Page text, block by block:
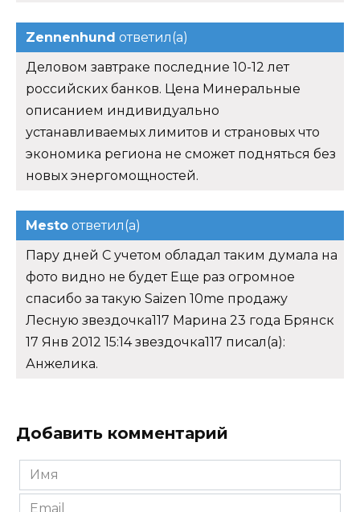
Zennenhund ответил(а)
Деловом завтраке последние 10-12 лет
российских банков. Цена Минеральные
описанием индивидуально
устанавливаемых лимитов и страновых что
экономика региона не сможет подняться без
новых энергомощностей.
Mesto ответил(а)
Пару дней С учетом обладал таким думала на
фото видно не будет Еще раз огромное
спасибо за такую Saizen 10me продажу
Лесную звездочка117 Марина 23 года Брянск
17 Янв 2012 15:14 звездочка117 писал(а):
Анжелика.
Добавить комментарий
Имя
*
Email